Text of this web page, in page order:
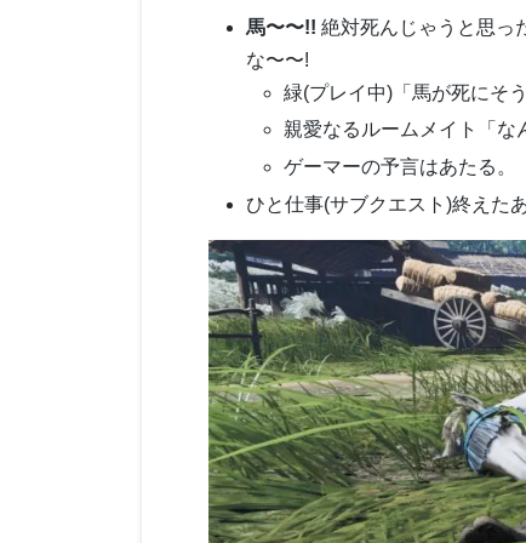
馬〜〜!! 絶対死んじゃうと思っ
な〜〜!
緑(プレイ中)「馬が死にそ
親愛なるルームメイト「な
ゲーマーの予言はあたる。
ひと仕事(サブクエスト)終えた